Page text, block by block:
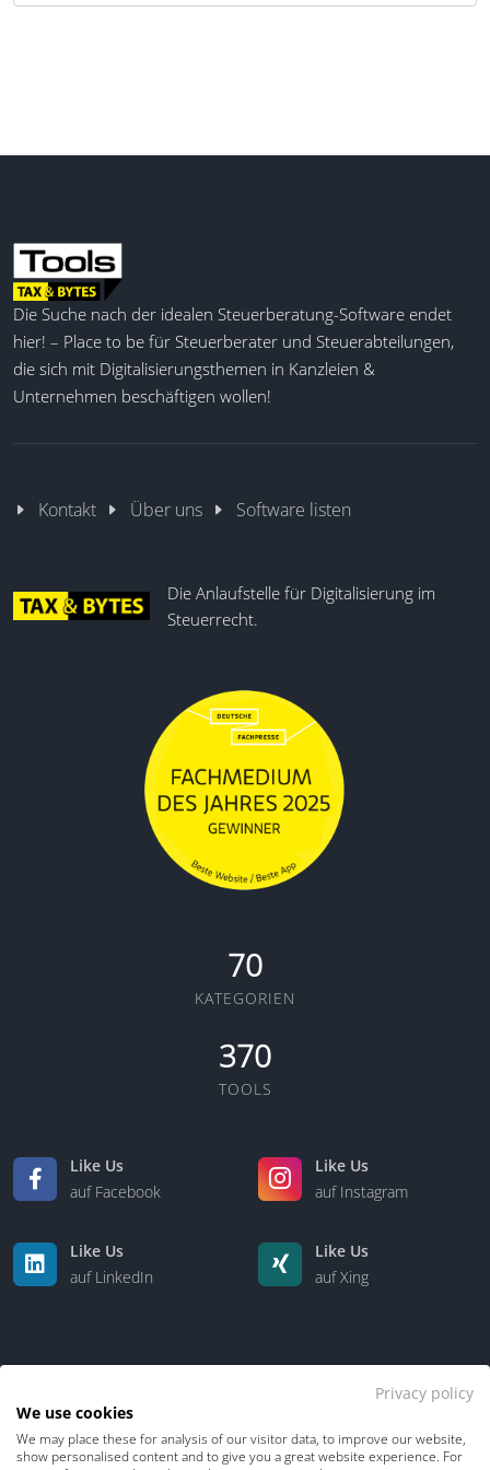
Erstellung von Verfahrensdokumentationen und
Mandanten zu unterstützen.
Technische Systemdokumentation
Betriebsdokumentation
Risikomanagement
Belegablage
Die Suche nach der idealen Steuerberatung-Software endet
hier! – Place to be für Steuerberater und Steuerabteilungen,
die sich mit Digitalisierungsthemen in Kanzleien &
Unternehmen beschäftigen wollen!
Kontakt Über uns Software listen
Die Anlaufstelle für Digitalisierung im
Steuerrecht.
70
KATEGORIEN
370
TOOLS
Like Us
auf Facebook
Like Us
auf Instagram
Like Us
auf LinkedIn
Like Us
auf Xing
Kontakt Über uns
Privacy policy
We use cookies
We may place these for analysis of our visitor data, to improve our website,
show personalised content and to give you a great website experience. For